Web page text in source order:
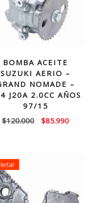
BOMBA ACEITE
SUZUKI AERIO –
NOMADE –
J20A 2.0CC AÑOS
97/15
$120.000
El
$85.990El